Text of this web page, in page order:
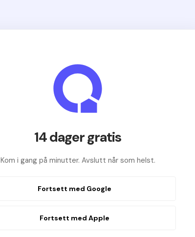
14 dager gratis
Kom i gang på minutter. Avslutt når som helst.
Fortsett med Google
Fortsett med Apple